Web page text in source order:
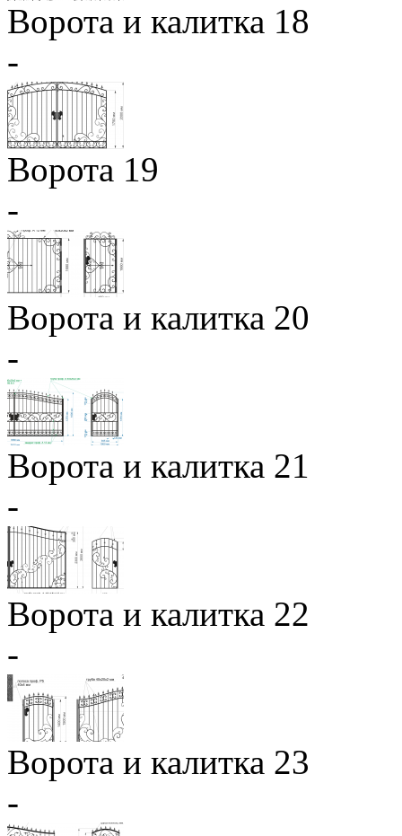
Ворота и калитка 18
-
Ворота 19
-
Ворота и калитка 20
-
Ворота и калитка 21
-
Ворота и калитка 22
-
Ворота и калитка 23
-